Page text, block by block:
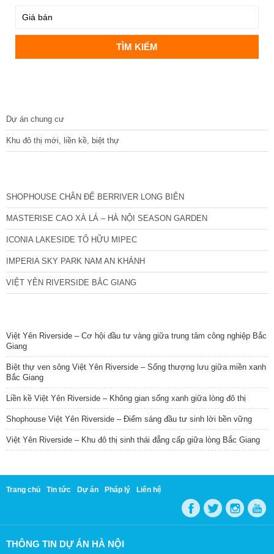
Dự án chung cư
Khu đô thị mới, liền kề, biệt thự
SHOPHOUSE CHÂN ĐẾ BERRIVER LONG BIÊN
MASTERISE CAO XÀ LÁ – HÀ NỘI SEASON GARDEN
ICONIA LAKESIDE TỐ HỮU MIPEC
IMPERIA SKY PARK NAM AN KHÁNH
VIỆT YÊN RIVERSIDE BẮC GIANG
Việt Yên Riverside – Cơ hội đầu tư vàng giữa trung tâm công nghiệp Bắc
Giang
Biệt thự ven sông Việt Yên Riverside – Sống thượng lưu giữa miền xanh
Bắc Giang
Liền kề Việt Yên Riverside – Không gian sống xanh giữa lòng đô thị
Shophouse Việt Yên Riverside – Điểm sáng đầu tư sinh lời bền vững
Việt Yên Riverside – Khu đô thị sinh thái đẳng cấp giữa lòng Bắc Giang
Trang chủ Tin tức Dự án Pháp lý Liên hệ
THÔNG TIN DỰ ÁN HÀ NỘI